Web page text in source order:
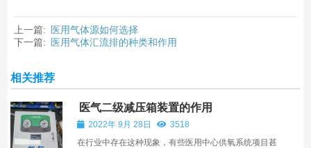
上一篇:
医用气体源如何选择
下一篇:
医用气体汇流排的种类和作用
相关推荐
医气二级减压箱装置的作用
2022年 9月 28日
3518
在行业中存在这种现象，有些医用中心供氧系统项目甚